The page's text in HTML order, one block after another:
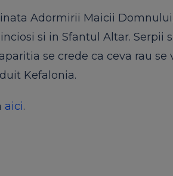
Adormirii Maicii
si in Sfantul Altar. Serpii
se crede ca ceva rau se
Kefalonia.
aici.